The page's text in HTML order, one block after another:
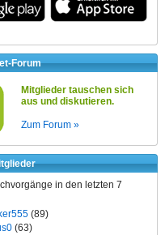
Forum
Mitglieder tauschen sich
aus und diskutieren.
Zum Forum »
in den letzten 7
(89)
(63)